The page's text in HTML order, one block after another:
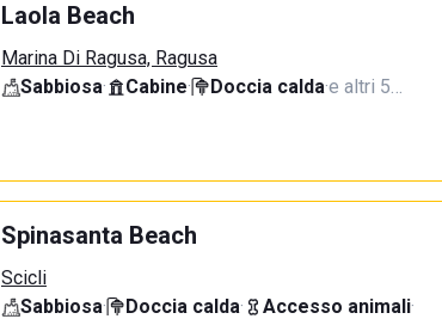
Laola Beach
Marina Di Ragusa, Ragusa
Sabbiosa· Cabine· Doccia calda·e altri 5…
Spinasanta Beach
Scicli
Sabbiosa· Doccia calda· Accesso animali·